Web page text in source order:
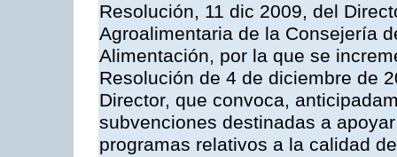
Resolución, 11 dic 2009, del
Agroalimentaria de la Consejería
Alimentación, por la que se
Resolución de 4 de diciembre de
Director, que convoca,
subvenciones destinadas a
programas relativos a la calidad